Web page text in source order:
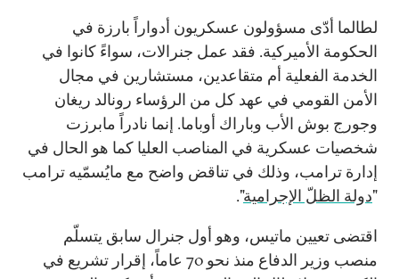
لطالما أدّى مسؤولون عسكريون أدواراً بارزة في
الحكومة الأميركية. فقد عمل جنرالات، سواءً كانوا في
الخدمة الفعلية أم متقاعدين، مستشارين في مجال
الأمن القومي في عهد كل من الرؤساء رونالد ريغان
وجورج بوش الأب وباراك أوباما. إنما نادراً مابرزت
شخصيات عسكرية في المناصب العليا كما هو الحال في
إدارة ترامب، وذلك في تناقض واضح مع مايُسمّيه ترامب
"دولة الظلّ الإجرامية".
اقتضى تعيين ماتيس، وهو أول جنرال سابق يتسلّم
منصب وزير الدفاع منذ نحو 70 عاماً، إقرار تشريع في